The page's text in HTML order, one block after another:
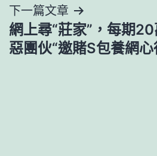
覽
下一篇文章
網上尋“莊家”，每期
惡團伙“邀賭S包養網